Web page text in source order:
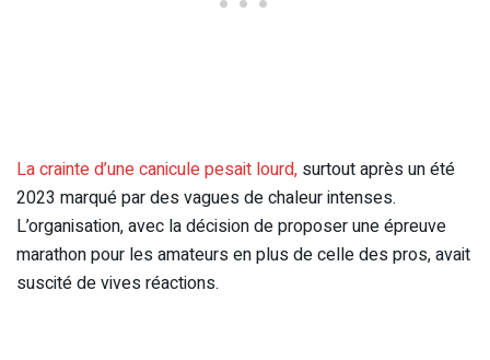
La crainte d’une canicule pesait lourd, surtout après un été
2023 marqué par des vagues de chaleur intenses.
L’organisation, avec la décision de proposer une épreuve
marathon pour les amateurs en plus de celle des pros, avait
suscité de vives réactions.